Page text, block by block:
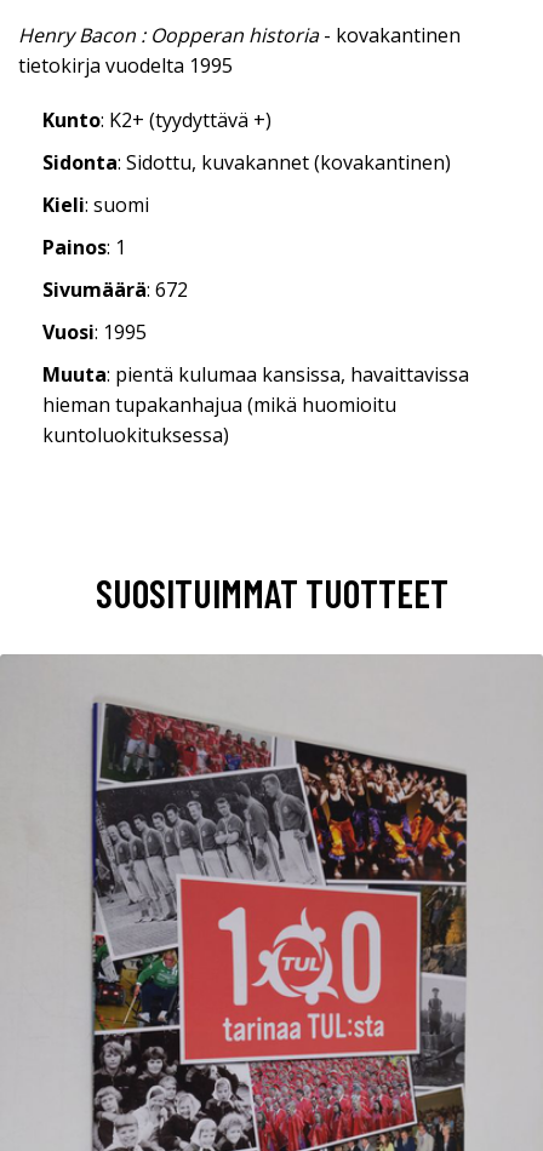
Henry Bacon : Oopperan historia- kovakantinen
tietokirja vuodelta 1995
Kunto: K2+ (tyydyttävä +)
Sidonta: Sidottu, kuvakannet (kovakantinen)
Kieli: suomi
Painos: 1
Sivumäärä: 672
Vuosi: 1995
Muuta: pientä kulumaa kansissa, havaittavissa
hieman tupakanhajua (mikä huomioitu
kuntoluokituksessa)
SUOSITUIMMAT TUOTTEET